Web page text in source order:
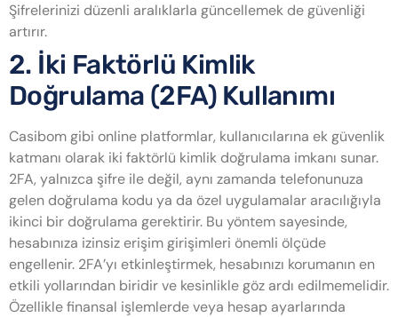
Şifrelerinizi düzenli aralıklarla güncellemek de güvenliği
artırır.
2. İki Faktörlü Kimlik
Doğrulama (2FA) Kullanımı
Casibom gibi online platformlar, kullanıcılarına ek güvenlik
katmanı olarak iki faktörlü kimlik doğrulama imkanı sunar.
2FA, yalnızca şifre ile değil, aynı zamanda telefonunuza
gelen doğrulama kodu ya da özel uygulamalar aracılığıyla
ikinci bir doğrulama gerektirir. Bu yöntem sayesinde,
hesabınıza izinsiz erişim girişimleri önemli ölçüde
engellenir. 2FA’yı etkinleştirmek, hesabınızı korumanın en
etkili yollarından biridir ve kesinlikle göz ardı edilmemelidir.
Özellikle finansal işlemlerde veya hesap ayarlarında